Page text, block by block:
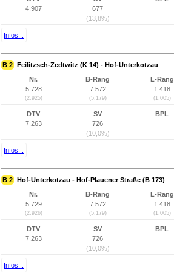
4.907
677
(13,8%)
Infos...
B 2 Feilitzsch-Zedtwitz (K 14) - Hof-Unterkotzau
Nr.
5.728
(2.925)
B-Rang
7.572
(5.179)
L-Rang
1.418
(1.005)
DTV
7.263
SV
726
(10,0%)
BPL
Infos...
B 2 Hof-Unterkotzau - Hof-Plauener Straße (B 173)
Nr.
5.729
(2.926)
B-Rang
7.572
(5.179)
L-Rang
1.418
(1.005)
DTV
7.263
SV
726
(10,0%)
BPL
Infos...